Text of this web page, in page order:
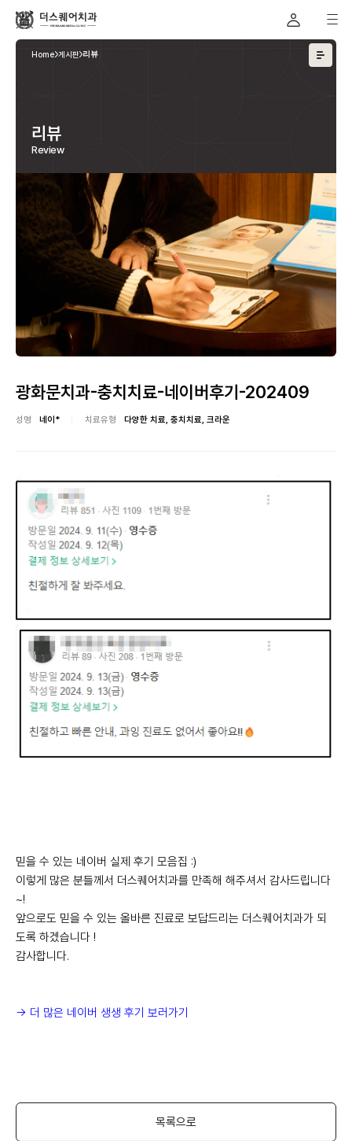
Home 게시판 리뷰
리뷰
Review
광화문치과-충치치료-네이버후기-202409
성명 네이* 치료유형 다양한 치료, 충치치료, 크라운
믿을 수 있는 네이버 실제 후기 모음집 :)
이렇게 많은 분들께서 더스퀘어치과를 만족해 해주셔서 감사드립니다
~!
앞으로도 믿을 수 있는 올바른 진료로 보답드리는 더스퀘어치과가 되
도록 하겠습니다 !
감사합니다.
-> 더 많은 네이버 생생 후기 보러가기
목록으로